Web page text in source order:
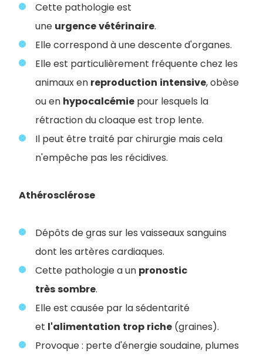
Cette pathologie est
une urgencevétérinaire.
Elle correspond à une descente d'organes.
Elle est particulièrement fréquente chez les
animaux en reproduction intensive, obèse
ou en hypocalcémie pour lesquels la
rétraction du cloaque est trop lente.
Il peut être traité par chirurgie mais cela
n'empêche pas les récidives.
Athérosclérose
Dépôts de gras sur les vaisseaux sanguins
dont les artères cardiaques.
Cette pathologie a un pronostic
trèssombre.
Elle est causée par la sédentarité
et l'alimentation trop riche (graines).
Provoque : perte d'énergie soudaine, plumes